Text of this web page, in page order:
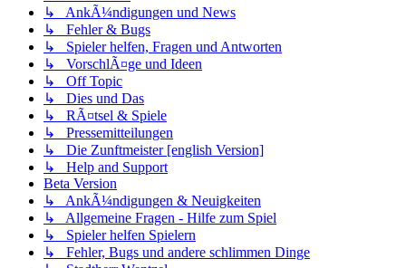
↳ AnkÃ¼ndigungen und News
↳ Fehler & Bugs
↳ Spieler helfen, Fragen und Antworten
↳ VorschlÃ¤ge und Ideen
↳ Off Topic
↳ Dies und Das
↳ RÃ¤tsel & Spiele
↳ Pressemitteilungen
↳ Die Zunftmeister [english Version]
↳ Help and Support
Beta Version
↳ AnkÃ¼ndigungen & Neuigkeiten
↳ Allgemeine Fragen - Hilfe zum Spiel
↳ Spieler helfen Spielern
↳ Fehler, Bugs und andere schlimmen Dinge